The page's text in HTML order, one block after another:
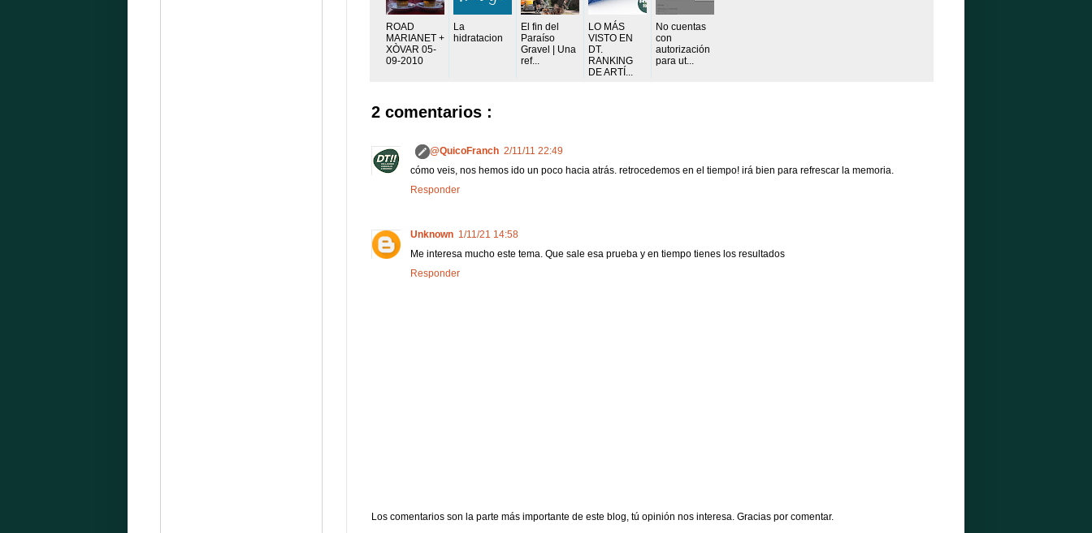
ROAD
MARIANET +
XÒVAR 05-
09-2010
La
hidratacion
El fin del
Paraíso
Gravel | Una
ref...
LO MÁS
VISTO EN
DT.
RANKING
DE ARTÍ...
No cuentas
con
autorización
para ut...
2 comentarios :
@QuicoFranch 2/11/11 22:49
cómo veis, nos hemos ido un poco hacia atrás. retrocedemos en el tiempo! irá bien para refrescar la memoria.
Responder
Unknown 1/11/21 14:58
Me interesa mucho este tema. Que sale esa prueba y en tiempo tienes los resultados
Responder
Los comentarios son la parte más importante de este blog, tú opinión nos interesa. Gracias por comentar.